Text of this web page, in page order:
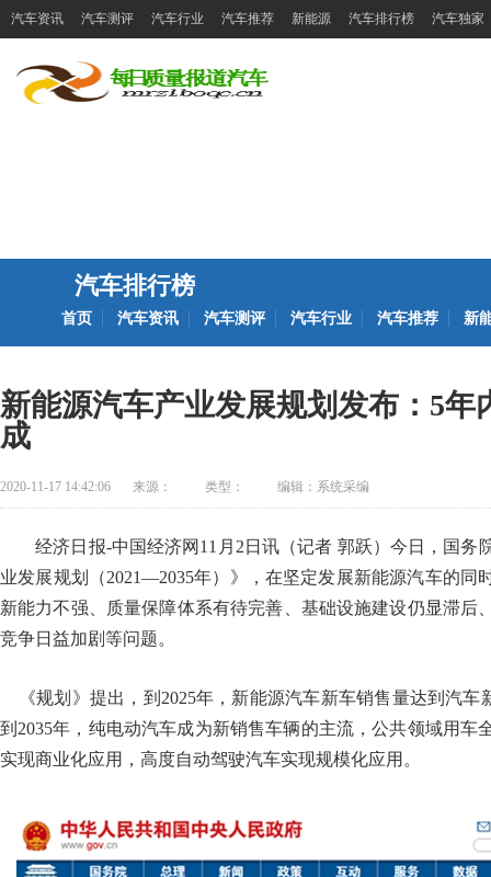
汽车资讯 汽车测评 汽车行业 汽车推荐 新能源 汽车排行榜 汽车独家
汽车排行榜
首页 汽车资讯 汽车测评 汽车行业 汽车推荐 新
新能源汽车产业发展规划发布：5年
成
2020-11-17 14:42:06 来源： 类型： 编辑：系统采编
经济日报-中国经济网11月2日讯（记者 郭跃）今日，国务
业发展规划（2021—2035年）》，在坚定发展新能源汽车的同
新能力不强、质量保障体系有待完善、基础设施建设仍显滞后
竞争日益加剧等问题。
《规划》提出，到2025年，新能源汽车新车销售量达到汽车
到2035年，纯电动汽车成为新销售车辆的主流，公共领域用车
实现商业化应用，高度自动驾驶汽车实现规模化应用。